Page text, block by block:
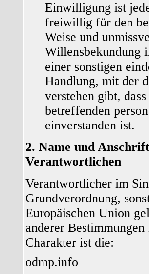
Einwilligung ist
freiwillig für den
Weise und
Willensbekundung
einer sonstigen
Handlung, mit der
verstehen gibt,
betreffenden
einverstanden ist.
2. Name und
Verantwortlichen
Verantwortlicher im
Grundverordnung,
Europäischen Union
anderer
Charakter ist die:
odmp.info